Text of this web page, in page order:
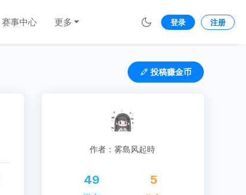
赛事中心 更多 登录 注册
投稿赚金币
作者：雾島风起時
49 5